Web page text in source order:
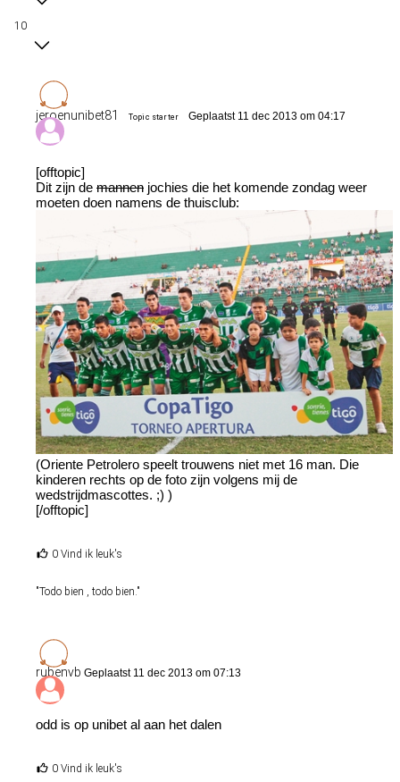
10
jeroenunibet81 Topic starter Geplaatst 11 dec 2013 om 04:17
[offtopic]
Dit zijn de mannen jochies die het komende zondag weer
moeten doen namens de thuisclub:
(Oriente Petrolero speelt trouwens niet met 16 man. Die
kinderen rechts op de foto zijn volgens mij de
wedstrijdmascottes. ;) )
[/offtopic]
0 Vind ik leuk's
"Todo bien , todo bien."
rubenvb Geplaatst 11 dec 2013 om 07:13
odd is op unibet al aan het dalen
0 Vind ik leuk's